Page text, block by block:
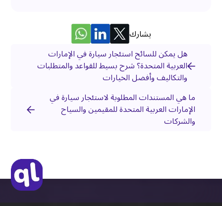
يشارك
هل يمكن للسائح استئجار سيارة في الإمارات
العربية المتحدة؟ شرح بسيط للقواعد والمتطلبات
والتكاليف وأفضل الخيارات
ما هي المستندات المطلوبة لاستئجار سيارة في
الإمارات العربية المتحدة للمقيمين والسياح
والشركات